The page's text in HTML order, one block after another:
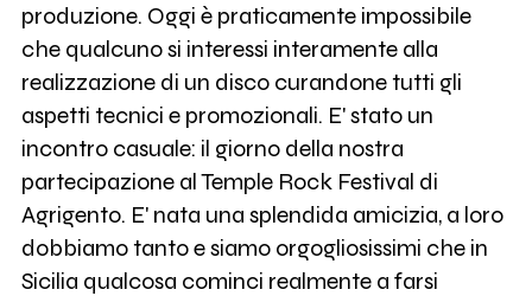
produzione. Oggi è praticamente impossibile
che qualcuno si interessi interamente alla
realizzazione di un disco curandone tutti gli
aspetti tecnici e promozionali. E' stato un
incontro casuale: il giorno della nostra
partecipazione al Temple Rock Festival di
Agrigento. E' nata una splendida amicizia, a loro
dobbiamo tanto e siamo orgogliosissimi che in
Sicilia qualcosa cominci realmente a farsi